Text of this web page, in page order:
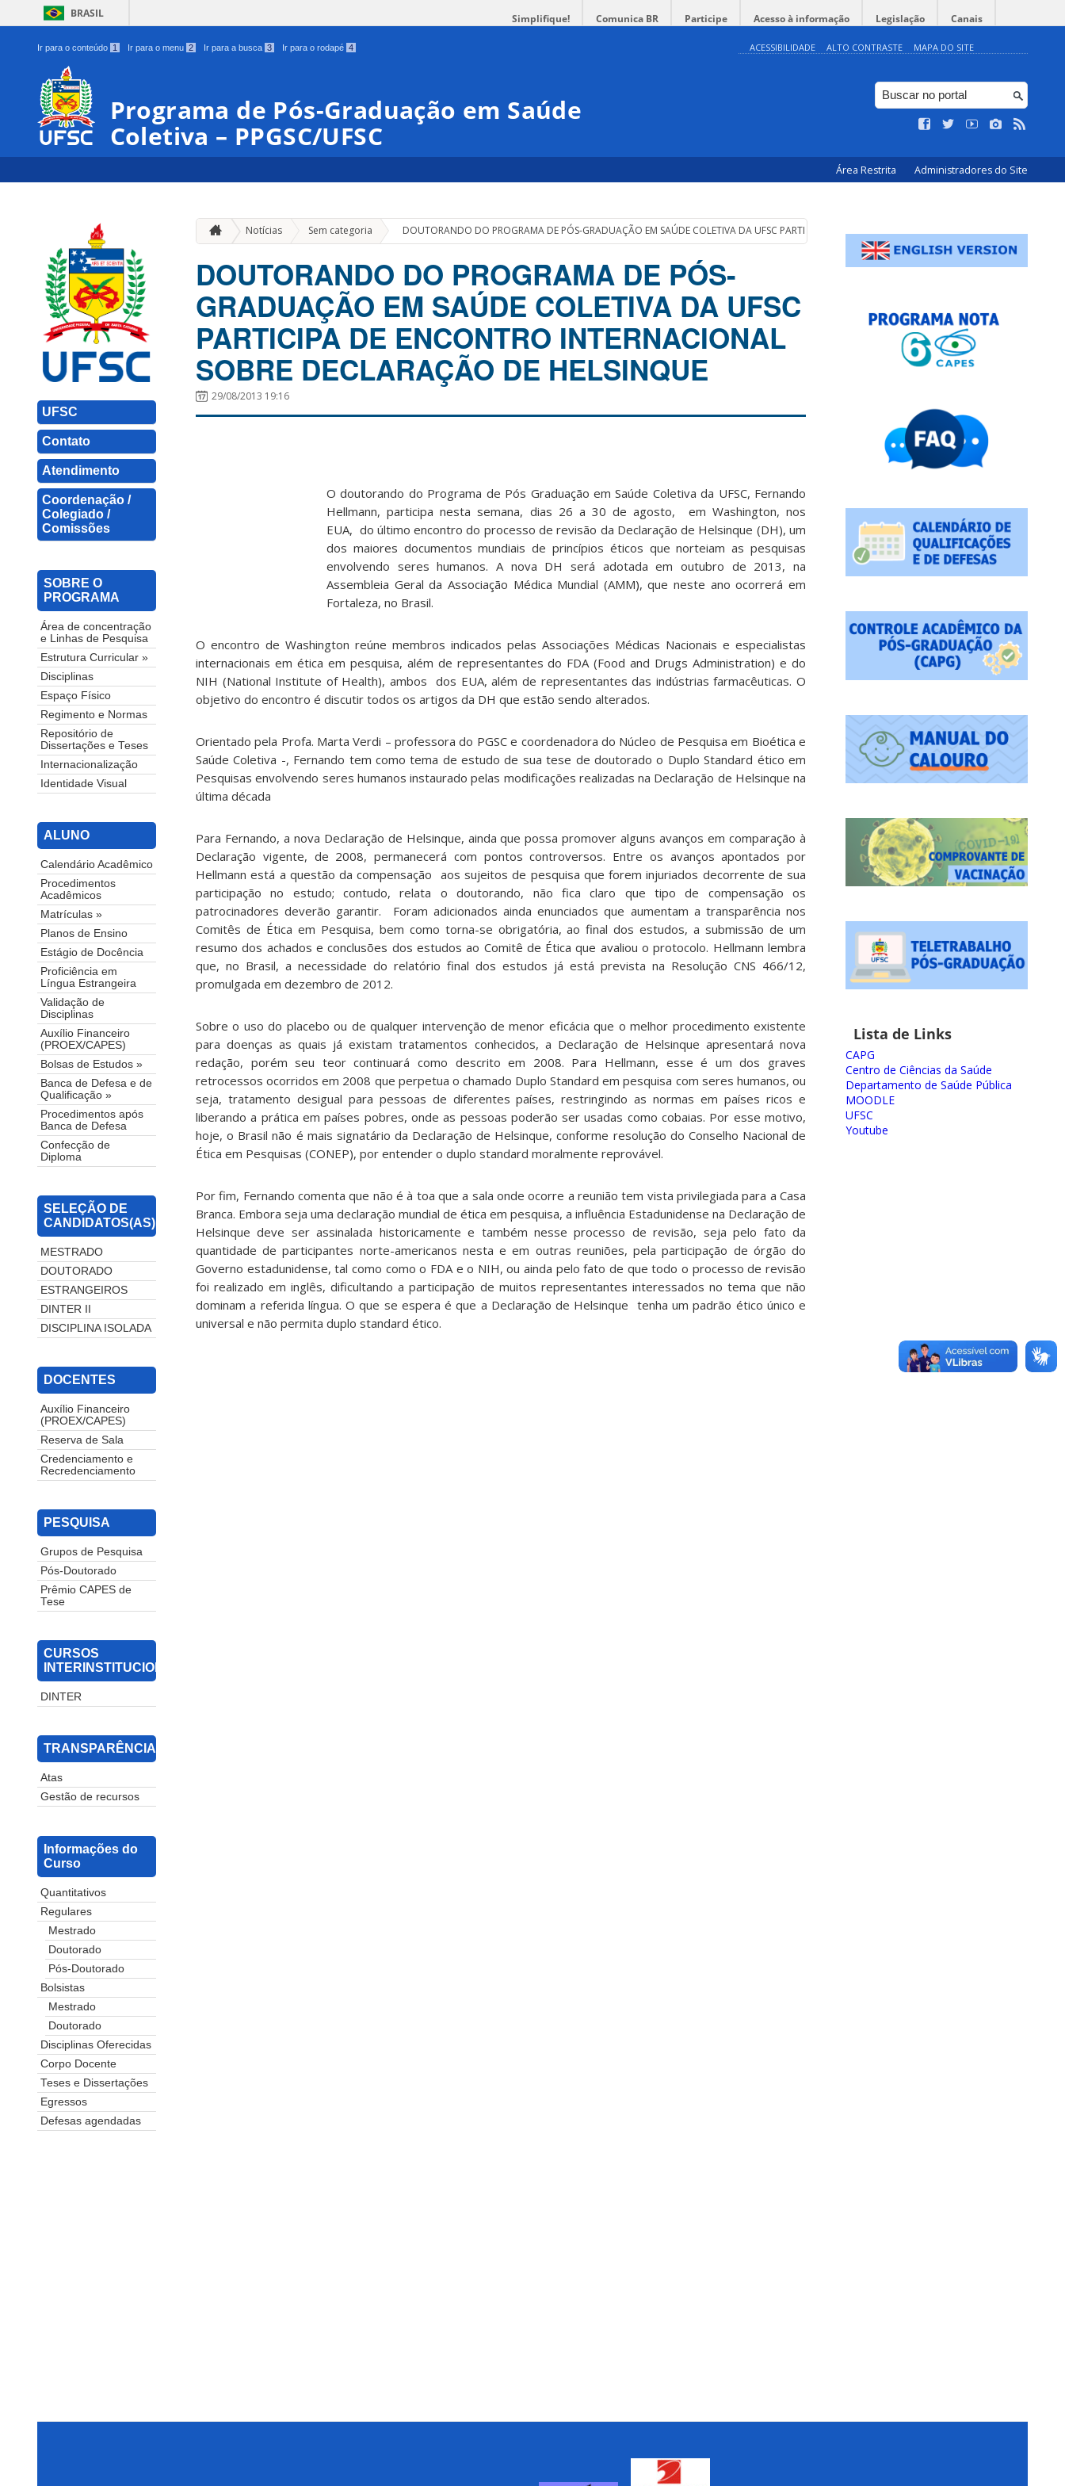
BRASIL Simplifique! Comunica BR Participe Acesso à informação Legislação Canais
Ir para o conteúdo 1 Ir para o menu 2 Ir para a busca 3 Ir para o rodapé 4 ACESSIBILIDADE ALTO CONTRASTE MAPA DO SITE
Programa de Pós-Graduação em Saúde
Coletiva – PPGSC/UFSC
Área Restrita Administradores do Site
UFSC
Contato
Atendimento
Coordenação /
Colegiado /
Comissões
SOBRE O
PROGRAMA
Área de concentração
e Linhas de Pesquisa
Estrutura Curricular »
Disciplinas
Espaço Físico
Regimento e Normas
Repositório de
Dissertações e Teses
Internacionalização
Identidade Visual
ALUNO
Calendário Acadêmico
Procedimentos
Acadêmicos
Matrículas »
Planos de Ensino
Estágio de Docência
Proficiência em
Língua Estrangeira
Validação de
Disciplinas
Auxílio Financeiro
(PROEX/CAPES)
Bolsas de Estudos »
Banca de Defesa e de
Qualificação »
Procedimentos após
Banca de Defesa
Confecção de
Diploma
SELEÇÃO DE
CANDIDATOS(AS)
MESTRADO
DOUTORADO
ESTRANGEIROS
DINTER II
DISCIPLINA ISOLADA
DOCENTES
Auxílio Financeiro
(PROEX/CAPES)
Reserva de Sala
Credenciamento e
Recredenciamento
PESQUISA
Grupos de Pesquisa
Pós-Doutorado
Prêmio CAPES de
Tese
CURSOS
INTERINSTITUCIONAIS
DINTER
TRANSPARÊNCIA
Atas
Gestão de recursos
Informações do
Curso
Quantitativos
Regulares
Mestrado
Doutorado
Pós-Doutorado
Bolsistas
Mestrado
Doutorado
Disciplinas Oferecidas
Corpo Docente
Teses e Dissertações
Egressos
Defesas agendadas
Notícias Sem categoria » DOUTORANDO DO PROGRAMA DE PÓS-GRADUAÇÃO EM SAÚDE COLETIVA DA UFSC PARTICIPA DE ENCONTRO INTERNACIONAL SOBRE
DOUTORANDO DO PROGRAMA DE PÓS-
GRADUAÇÃO EM SAÚDE COLETIVA DA UFSC
PARTICIPA DE ENCONTRO INTERNACIONAL
SOBRE DECLARAÇÃO DE HELSINQUE
29/08/2013 19:16
O doutorando do Programa de Pós Graduação em Saúde Coletiva da UFSC, Fernando
Hellmann, participa nesta semana, dias 26 a 30 de agosto, em Washington, nos
EUA, do último encontro do processo de revisão da Declaração de Helsinque (DH), um
dos maiores documentos mundiais de princípios éticos que norteiam as pesquisas
envolvendo seres humanos. A nova DH será adotada em outubro de 2013, na
Assembleia Geral da Associação Médica Mundial (AMM), que neste ano ocorrerá em
Fortaleza, no Brasil.
O encontro de Washington reúne membros indicados pelas Associações Médicas Nacionais e especialistas
internacionais em ética em pesquisa, além de representantes do FDA (Food and Drugs Administration) e do
NIH (National Institute of Health), ambos dos EUA, além de representantes das indústrias farmacêuticas. O
objetivo do encontro é discutir todos os artigos da DH que estão sendo alterados.
Orientado pela Profa. Marta Verdi – professora do PGSC e coordenadora do Núcleo de Pesquisa em Bioética e
Saúde Coletiva -, Fernando tem como tema de estudo de sua tese de doutorado o Duplo Standard ético em
Pesquisas envolvendo seres humanos instaurado pelas modificações realizadas na Declaração de Helsinque na
última década
Para Fernando, a nova Declaração de Helsinque, ainda que possa promover alguns avanços em comparação à
Declaração vigente, de 2008, permanecerá com pontos controversos. Entre os avanços apontados por
Hellmann está a questão da compensação aos sujeitos de pesquisa que forem injuriados decorrente de sua
participação no estudo; contudo, relata o doutorando, não fica claro que tipo de compensação os
patrocinadores deverão garantir. Foram adicionados ainda enunciados que aumentam a transparência nos
Comitês de Ética em Pesquisa, bem como torna-se obrigatória, ao final dos estudos, a submissão de um
resumo dos achados e conclusões dos estudos ao Comitê de Ética que avaliou o protocolo. Hellmann lembra
que, no Brasil, a necessidade do relatório final dos estudos já está prevista na Resolução CNS 466/12,
promulgada em dezembro de 2012.
Sobre o uso do placebo ou de qualquer intervenção de menor eficácia que o melhor procedimento existente
para doenças as quais já existam tratamentos conhecidos, a Declaração de Helsinque apresentará nova
redação, porém seu teor continuará como descrito em 2008. Para Hellmann, esse é um dos graves
retrocessos ocorridos em 2008 que perpetua o chamado Duplo Standard em pesquisa com seres humanos, ou
seja, tratamento desigual para pessoas de diferentes países, restringindo as normas em países ricos e
liberando a prática em países pobres, onde as pessoas poderão ser usadas como cobaias. Por esse motivo,
hoje, o Brasil não é mais signatário da Declaração de Helsinque, conforme resolução do Conselho Nacional de
Ética em Pesquisas (CONEP), por entender o duplo standard moralmente reprovável.
Por fim, Fernando comenta que não é à toa que a sala onde ocorre a reunião tem vista privilegiada para a Casa
Branca. Embora seja uma declaração mundial de ética em pesquisa, a influência Estadunidense na Declaração de
Helsinque deve ser assinalada historicamente e também nesse processo de revisão, seja pelo fato da
quantidade de participantes norte-americanos nesta e em outras reuniões, pela participação de órgão do
Governo estadunidense, tal como como o FDA e o NIH, ou ainda pelo fato de que todo o processo de revisão
foi realizado em inglês, dificultando a participação de muitos representantes interessados no tema que não
dominam a referida língua. O que se espera é que a Declaração de Helsinque tenha um padrão ético único e
universal e não permita duplo standard ético.
Lista de Links
CAPG
Centro de Ciências da Saúde
Departamento de Saúde Pública
MOODLE
UFSC
Youtube